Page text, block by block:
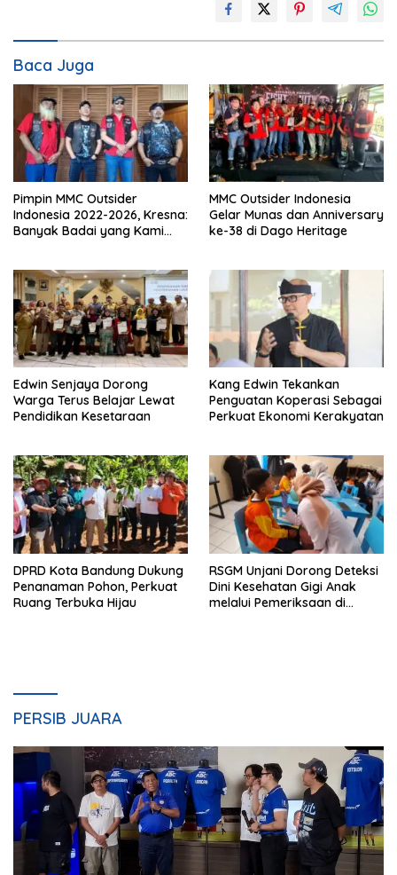
Baca Juga
Pimpin MMC Outsider
Indonesia 2022-2026, Kresna:
Banyak Badai yang Kami
MMC Outsider Indonesia
Gelar Munas dan Anniversary
ke-38 di Dago Heritage
Edwin Senjaya Dorong
Warga Terus Belajar Lewat
Pendidikan Kesetaraan
Kang Edwin Tekankan
Penguatan Koperasi Sebagai
Perkuat Ekonomi Kerakyatan
DPRD Kota Bandung Dukung
Penanaman Pohon, Perkuat
Ruang Terbuka Hijau
RSGM Unjani Dorong Deteksi
Dini Kesehatan Gigi Anak
melalui Pemeriksaan di
PERSIB JUARA